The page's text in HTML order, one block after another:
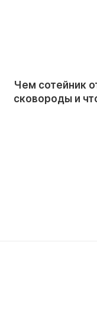
Чем сотейник
сковороды и